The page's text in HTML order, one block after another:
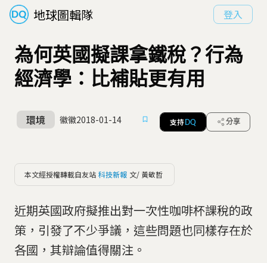
地球圖輯隊 登入
為何英國擬課拿鐵稅？行為
經濟學：比補貼更有用
環境 徽徽2018-01-14 支持 DQ 分享
本文經授權轉載自友站 科技新報 文/ 黃敬哲
近期英國政府擬推出對一次性咖啡杯課稅的政
策，引發了不少爭議，這些問題也同樣存在於
各國，其辯論值得關注。